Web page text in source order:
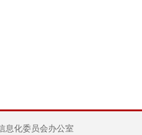
息化委员会办公室